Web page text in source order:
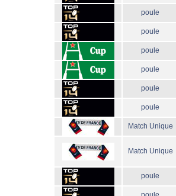
poule
poule
poule
poule
poule
poule
Match Unique
Match Unique
poule